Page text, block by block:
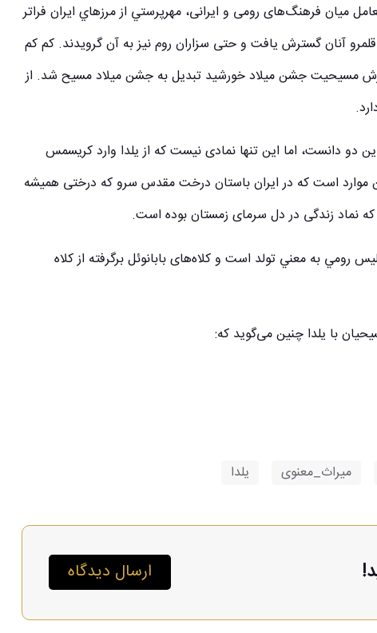
میان فرهنگ‌های رومی و ایرانی، مهرپرستي از مرزهاي ايران فراتر
آنان گسترش یافت و حتی سزاران روم نیز به آن گرويدند. کم کم
مسیحیت جشن میلاد خورشید تبدیل به جشن میلاد مسیح شد. از
دو دانست، اما این تنها نمادی نیست که از یلدا وارد کریسمس
است که در ایران باستان درخت مقدس سرو که درختی همیشه
که نماد زندگی در دل سرمای زمستان بوده است.
رومي به معني تولد است و کلاه‌های بابانوئل برگرفته از کلاه
میراث_معنوی یلدا
ارسال دیدگاه